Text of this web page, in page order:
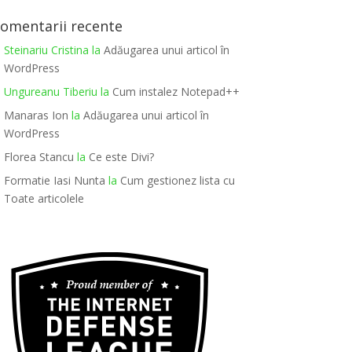
recente
Steinariu Cristina la Adăugarea unui articol în
WordPress
Ungureanu Tiberiu la Cum instalez Notepad++
Manaras Ion la Adăugarea unui articol în
WordPress
Florea Stancu la Ce este Divi?
Formatie Iasi Nunta la Cum gestionez lista cu
Toate articolele